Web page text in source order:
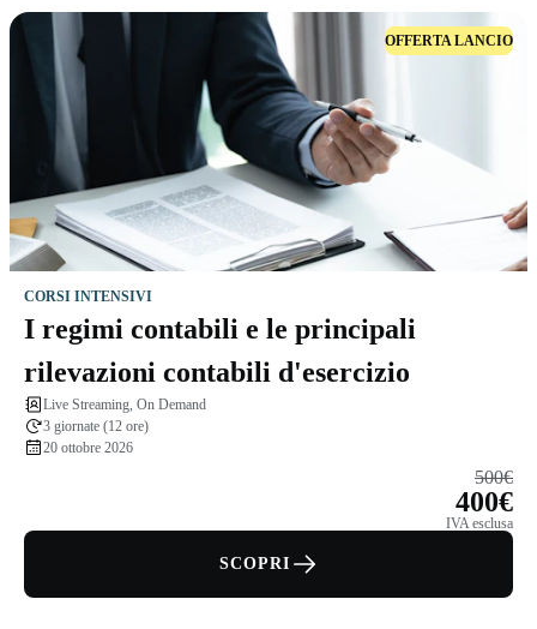
OFFERTA LANCIO
CORSI INTENSIVI
I regimi contabili e le principali
rilevazioni contabili d'esercizio
Live Streaming, On Demand
3 giornate (12 ore)
20 ottobre 2026
500€
400€
IVA esclusa
SCOPRI